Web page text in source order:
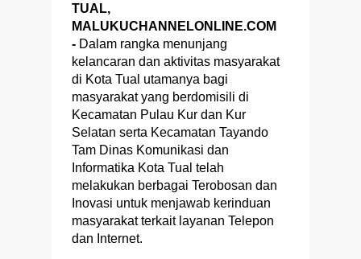
TUAL,
MALUKUCHANNELONLINE.COM
- Dalam rangka menunjang
kelancaran dan aktivitas masyarakat
di Kota Tual utamanya bagi
masyarakat yang berdomisili di
Kecamatan Pulau Kur dan Kur
Selatan serta Kecamatan Tayando
Tam Dinas Komunikasi dan
Informatika Kota Tual telah
melakukan berbagai Terobosan dan
Inovasi untuk menjawab kerinduan
masyarakat terkait layanan Telepon
dan Internet.